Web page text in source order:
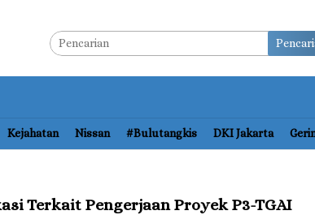
Kejahatan Nissan #bulutangkis DKI Jakarta
Terkait Pengerjaan Proyek P3-TGAI